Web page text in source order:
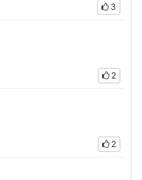
3
2
2